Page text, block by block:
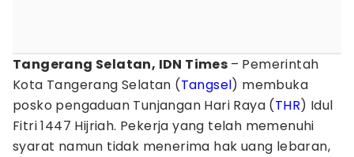
Tangerang Selatan, IDN Times – Pemerintah
Kota Tangerang Selatan (Tangsel) membuka
posko pengaduan Tunjangan Hari Raya (THR) Idul
Fitri 1447 Hijriah. Pekerja yang telah memenuhi
syarat namun tidak menerima hak uang lebaran,